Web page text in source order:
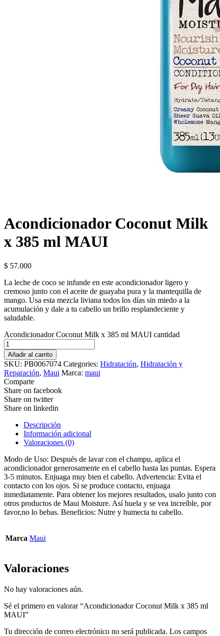
Acondicionador Coconut Milk
x 385 ml MAUI
$ 57.000
La leche de coco se infunde en este acondicionador ligero y
cremoso junto con el aceite de guayaba pura y la mantequilla de
mango. Usa esta mezcla liviana todos los días sin miedo a la
acumulación y dale a tu cabello un brillo resplandeciente y
saludable.
Acondicionador Coconut Milk x 385 ml MAUI cantidad
Añadir al carrito
SKU: PB0067074 Categories: Hidratación, Hidratación y
Reparación, Maui Marca: maui
Comparte
Share on facebook
Share on twitter
Share on linkedin
Descripción
Información adicional
Valoraciones (0)
Modo de Uso: Después de lavar con el champu, aplica el
acondicionador generosamente en el cabello hasta las puntas. Espera
3-5 minutos. Enjuaga muy bien el cabello. Advertencia: Evita el
contacto con los ojos. Si se produce contacto, enjuaga
inmediatamente. Para obtener los mejores resultados, usalo junto con
otros productos de Maui Moisture. Así huela y se vea increíble, por
favor,no lo bebas. Beneficios: Nutre y humecta tu cabello.
Marca Maui
Valoraciones
No hay valoraciones aún.
Sé el primero en valorar “Acondicionador Coconut Milk x 385 ml
MAUI”
Tu dirección de correo electrónico no será publicada. Los campos